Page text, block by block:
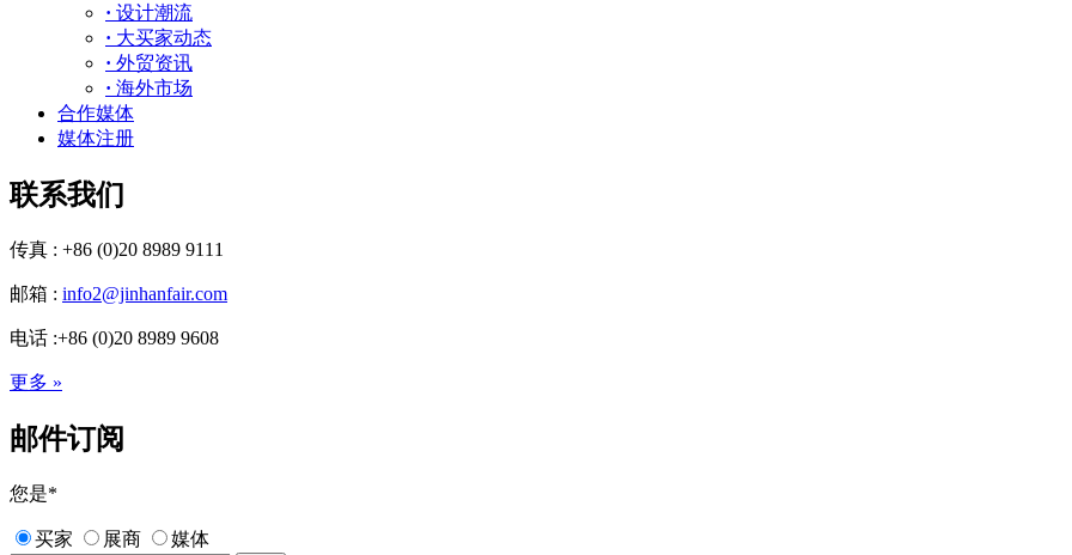
· 设计潮流
· 大买家动态
· 外贸资讯
· 海外市场
合作媒体
媒体注册
联系我们
传真 : +86 (0)20 8989 9111
邮箱 : info2@jinhanfair.com
电话 :+86 (0)20 8989 9608
更多 »
邮件订阅
您是*
买家 展商 媒体